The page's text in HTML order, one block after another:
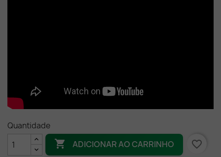
Quantidade
 ADICIONAR AO CARRINHO favorite_border